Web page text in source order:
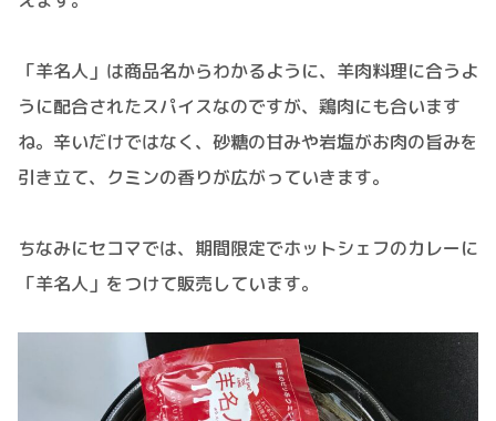
「羊名人」は商品名からわかるように、羊肉料理に合うよ
うに配合されたスパイスなのですが、鶏肉にも合います
ね。辛いだけではなく、砂糖の甘みや岩塩がお肉の旨みを
引き立て、クミンの香りが広がっていきます。
ちなみにセコマでは、期間限定でホットシェフのカレーに
「羊名人」をつけて販売しています。